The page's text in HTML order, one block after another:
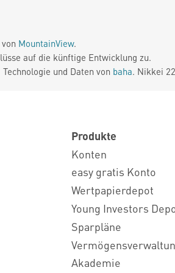
MountainView.
auf die künftige Entwicklung zu.
und Daten von baha. Nikkei
Produkte
Konten
easy gratis Konto
Wertpapierdepot
Young Investors
Sparpläne
Akademie